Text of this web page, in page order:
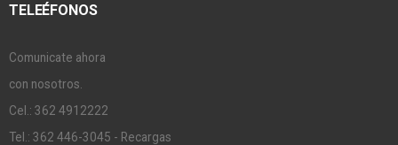
TELEÉFONOS
Comunicate ahora
con nosotros.
Cel.: 362 4912222
Tel.: 362 446-3045 - Recargas